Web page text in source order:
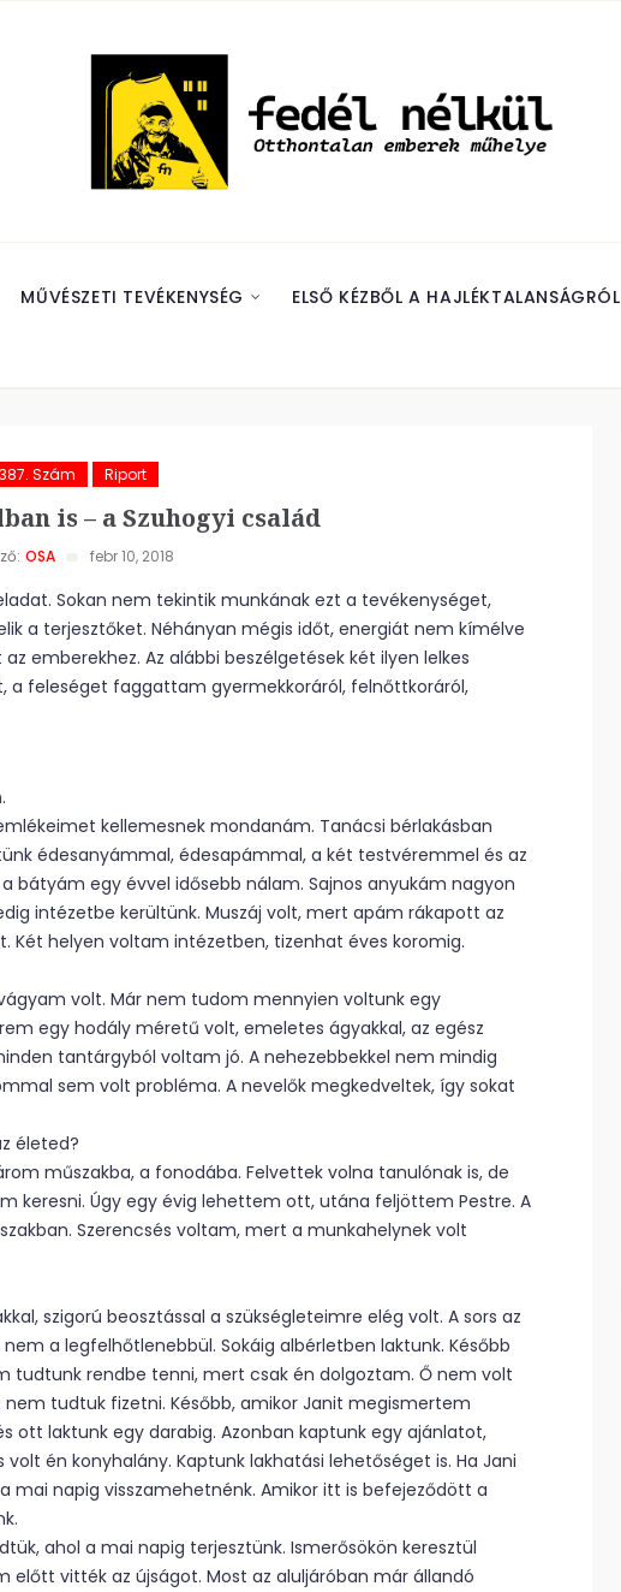
MŰVÉSZETI TEVÉKENYSÉG ELSŐ KÉZBŐL A HAJLÉKTALANSÁGRÓL
387. Szám Riport
is – a Szuhogyi család
OSA febr 10, 2018
Sokan nem tekintik munkának ezt a tevékenységet,
a terjesztőket. Néhányan mégis időt, energiát nem kímélve
emberekhez. Az alábbi beszélgetések két ilyen lelkes
a feleséget faggattam gyermekkoráról, felnőttkoráról,
kellemesnek mondanám. Tanácsi bérlakásban
édesanyámmal, édesapámmal, a két testvéremmel és az
bátyám egy évvel idősebb nálam. Sajnos anyukám nagyon
intézetbe kerültünk. Muszáj volt, mert apám rákapott az
Két helyen voltam intézetben, tizenhat éves koromig.
volt. Már nem tudom mennyien voltunk egy
egy hodály méretű volt, emeletes ágyakkal, az egész
tantárgyból voltam jó. A nehezebbekkel nem mindig
sem volt probléma. A nevelők megkedveltek, így sokat
életed?
műszakba, a fonodába. Felvettek volna tanulónak is, de
keresni. Úgy egy évig lehettem ott, utána feljöttem Pestre. A
Szerencsés voltam, mert a munkahelynek volt
szigorú beosztással a szükségleteimre elég volt. A sors az
a legfelhőtlenebbül. Sokáig albérletben laktunk. Később
tudtunk rendbe tenni, mert csak én dolgoztam. Ő nem volt
tudtuk fizetni. Később, amikor Janit megismertem
ott laktunk egy darabig. Azonban kaptunk egy ajánlatot,
én konyhalány. Kaptunk lakhatási lehetőséget is. Ha Jani
mai napig visszamehetnénk. Amikor itt is befejeződött a
ahol a mai napig terjesztünk. Ismerősökön keresztül
vitték az újságot. Most az aluljáróban már állandó